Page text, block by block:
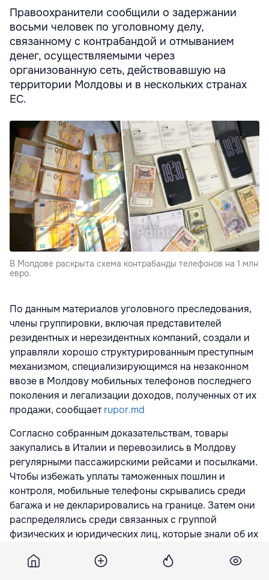
Правоохранители сообщили о задержании
восьми человек по уголовному делу,
связанному с контрабандой и отмыванием
денег, осуществляемыми через
организованную сеть, действовавшую на
территории Молдовы и в нескольких странах
ЕС.
В Молдове раскрыта схема контрабанды телефонов на 1 млн
евро.
По данным материалов уголовного преследования,
члены группировки, включая представителей
резидентных и нерезидентных компаний, создали и
управляли хорошо структурированным преступным
механизмом, специализирующимся на незаконном
ввозе в Молдову мобильных телефонов последнего
поколения и легализации доходов, полученных от их
продажи, сообщаетrupor.md
Согласно собранным доказательствам, товары
закупались в Италии и перевозились в Молдову
регулярными пассажирскими рейсами и посылками.
Чтобы избежать уплаты таможенных пошлин и
контроля, мобильные телефоны скрывались среди
багажа и не декларировались на границе. Затем они
распределялись среди связанных с группой
физических и юридических лиц, которые знали об их
магазины и онлайн-платформы.